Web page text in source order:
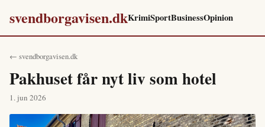
svendborgavisen.dkKrimiSportBusinessOpinion
← svendborgavisen.dk
Pakhuset får nyt liv som hotel
1. jun 2026